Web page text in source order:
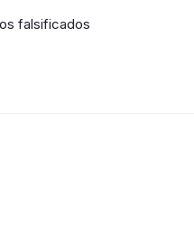
falsificados